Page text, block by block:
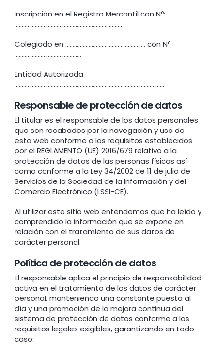
Inscripción en el Registro Mercantil con Nº:
………………………………………………………………..
Colegiado en ………………………………………………. con Nº
……………………………………….
Entidad Autorizada
………………………………………………………………………………………….
Responsable de protección de datos
El titular es el responsable de los datos personales
que son recabados por la navegación y uso de
esta web conforme a los requisitos establecidos
por el REGLAMENTO (UE) 2016/679 relativo a la
protección de datos de las personas físicas así
como conforme a la Ley 34/2002 de 11 de julio de
Servicios de la Sociedad de la Información y del
Comercio Electrónico (LSSI-CE).
Al utilizar este sitio web entendemos que ha leído y
comprendido la información que se expone en
relación con el tratamiento de sus datos de
carácter personal.
Política de protección de datos
El responsable aplica el principio de responsabilidad
activa en el tratamiento de los datos de carácter
personal, manteniendo una constante puesta al
día y una promoción de la mejora continua del
sistema de protección de datos conforme a los
requisitos legales exigibles, garantizando en todo
caso: